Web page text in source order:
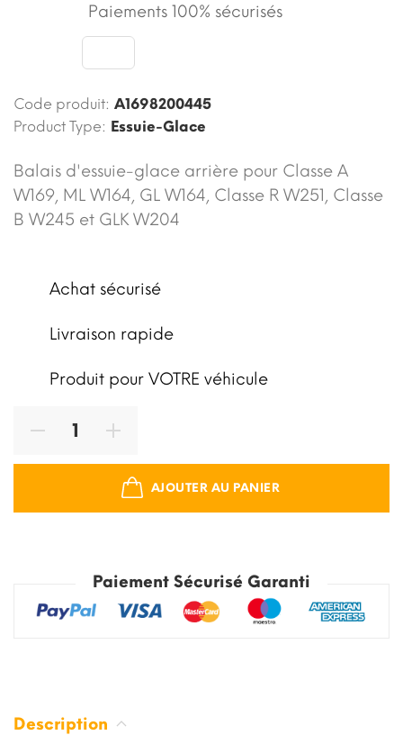
Paiements 100% sécurisés
Code produit: A1698200445
Product Type: Essuie-Glace
Balais d'essuie-glace arrière pour Classe A
W169, ML W164, GL W164, Classe R W251, Classe
B W245 et GLK W204
Achat sécurisé
Livraison rapide
Produit pour VOTRE véhicule
AJOUTER AU PANIER
Paiement Sécurisé Garanti
Description